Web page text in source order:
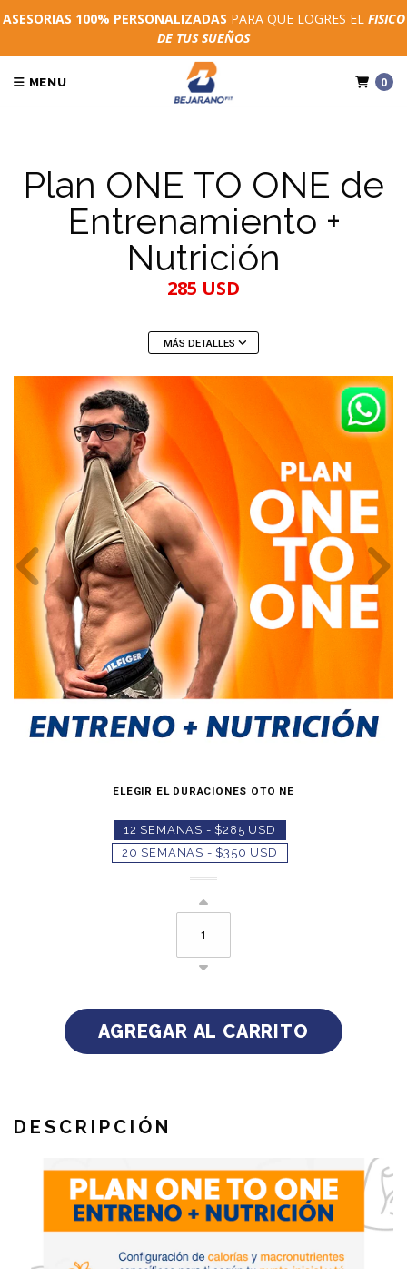
ASESORIAS 100% PERSONALIZADAS PARA QUE LOGRES EL FISICO
DE TUS SUEÑOS
MENU 0
Plan ONE TO ONE de
Entrenamiento +
Nutrición
285 USD
MÁS DETALLES
ELEGIR EL DURACIONES OTO NE
12 SEMANAS - $285 USD
20 SEMANAS - $350 USD
DESCRIPCIÓN